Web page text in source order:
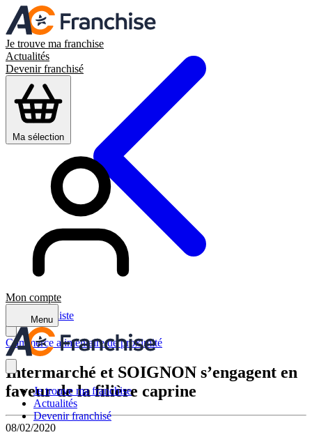
Je trouve ma franchise
Actualités
Devenir franchisé
Ma sélection
Mon compte
Menu
Je trouve ma franchise
Actualités
Devenir franchisé
Retour à la liste
Commerce alimentaire de proximité
Intermarché et SOIGNON s’engagent en
faveur de la filière caprine
08/02/2020